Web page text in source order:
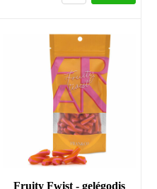
Fruity Fwist - gelégodis